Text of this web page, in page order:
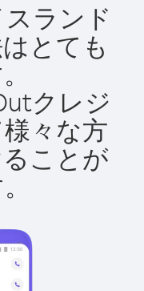
ランド
とても
クレジ
々な方
ことが